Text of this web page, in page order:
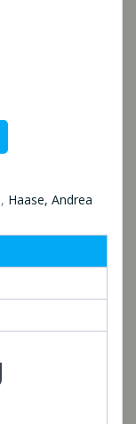
, Haase, Andrea